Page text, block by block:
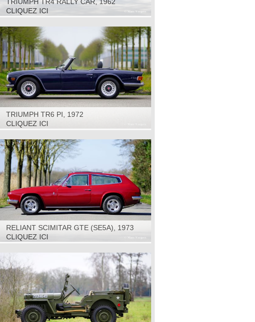
CLIQUEZ ICI
TRIUMPH TR6 PI, 1972
CLIQUEZ ICI
RELIANT SCIMITAR GTE (SE5A), 1973
CLIQUEZ ICI